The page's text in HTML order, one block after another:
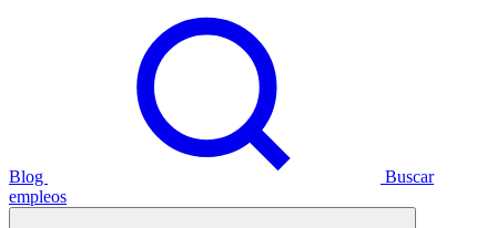
Blog
Buscar
empleos